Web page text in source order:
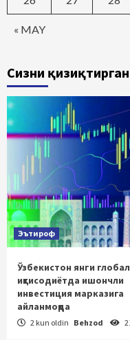
« MAY
Сизни
Эътироф
Ўзбекистон янги глобал
иқтисодиётда ишончли
инвестиция марказига
айланмоқда
2 kun oldin Behzod